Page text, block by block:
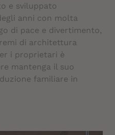
e sviluppato
anni con molta
di pace e divertimento,
di architettura
i proprietari è
mantenga il suo
familiare in